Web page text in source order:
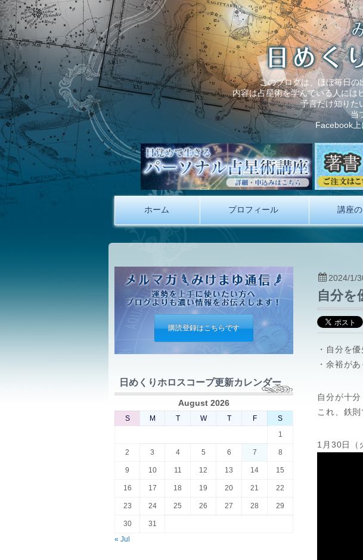
このブログは、ほぼ毎日
内容は占星術を学んでいる人には
予言だけ知りた
当
Facebook上
ホーム プロフィール 講座
自分を
2024/1/
・自分を
・余裕が
自分が十
これ、鉄則
1月30日（
購読登録はこちらです
日めくりホロスコープ更新カレンダー
August 2026
S M T W T F
S
1
2 3 4 5 6 7 8
9 10 11 12 13 14 15
16 17 18 19 20 21 22
23 24 25 26 27 28 29
30
31
« Jul